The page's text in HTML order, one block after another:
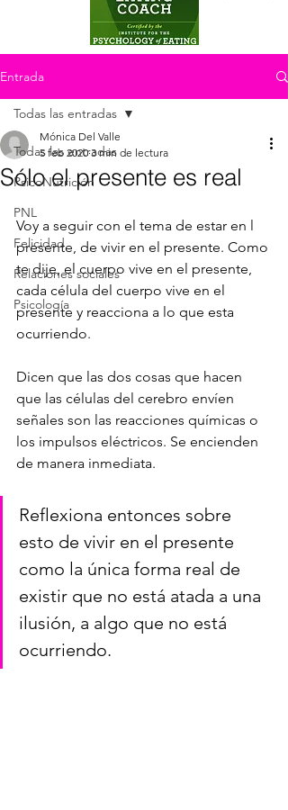
Entrada
Todas las entradas
PsicoNutrición
PNL
Felicidad
Relaciones sociales
Psicología
Todas las entradas
Sólo el presente es real
Mónica Del Valle
5 feb 2020 3 min de lectura
Voy a seguir con el tema de estar en l
presente, de vivir en el presente. Como
te dije, el cuerpo vive en el presente,
cada célula del cuerpo vive en el
presente y reacciona a lo que esta
ocurriendo.
Dicen que las dos cosas que hacen
que las células del cerebro envíen
señales son las reacciones químicas o
los impulsos eléctricos. Se encienden
de manera inmediata.
Reflexiona entonces sobre
esto de vivir en el presente
como la única forma real de
existir que no está atada a una
ilusión, a algo que no está
ocurriendo.